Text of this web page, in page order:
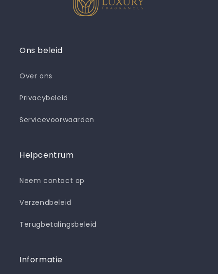
Ons beleid
Over ons
Privacybeleid
Servicevoorwaarden
Helpcentrum
Neem contact op
Verzendbeleid
Terugbetalingsbeleid
Informatie